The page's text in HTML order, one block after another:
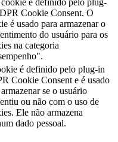
cookie é definido pelo plug-
Cookie Consent. O
é usado para armazenar o
do usuário para os
na categoria
é definido pelo plug-in
Cookie Consent e é usado
se o usuário
ou não com o uso de
Ele não armazena
dado pessoal.